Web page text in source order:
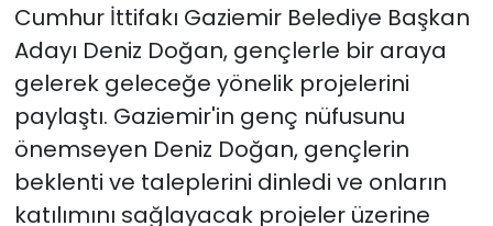
Cumhur İttifakı Gaziemir Belediye Başkan
Adayı Deniz Doğan, gençlerle bir araya
gelerek geleceğe yönelik projelerini
paylaştı. Gaziemir'in genç nüfusunu
önemseyen Deniz Doğan, gençlerin
beklenti ve taleplerini dinledi ve onların
katılımını sağlayacak projeler üzerine
Yurt